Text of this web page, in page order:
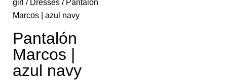
girl / Dresses / Pantalón
Marcos | azul navy
Pantalón
Marcos |
azul navy